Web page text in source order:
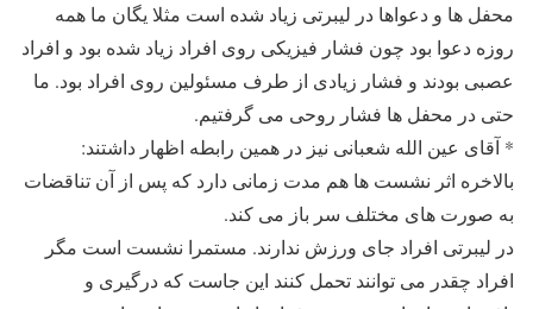
محفل ها و دعواها در لیبرتی زیاد شده است مثلا یگان ما همه
روزه دعوا بود چون فشار فیزیکی روی افراد زیاد شده بود و افراد
عصبی بودند و فشار زیادی از طرف مسئولین روی افراد بود. ما
حتی در محفل ها فشار روحی می گرفتیم.
* آقای عین الله شعبانی نیز در همین رابطه اظهار داشتند:
بالاخره اثر نشست ها هم مدت زمانی دارد که پس از آن تناقضات
به صورت های مختلف سر باز می کند.
در لیبرتی افراد جای ورزش ندارند. مستمرا نشست است مگر
افراد چقدر می توانند تحمل کنند این جاست که درگیری و